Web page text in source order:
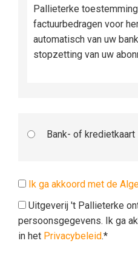
Pallieterke
factuurbedragen voor
automatisch van uw
stopzetting van uw
Bank- of kredietkaart
Ik ga akkoord met de
Uitgeverij 't Pallieterke
persoonsgegevens. Ik ga
in het Privacybeleid.*